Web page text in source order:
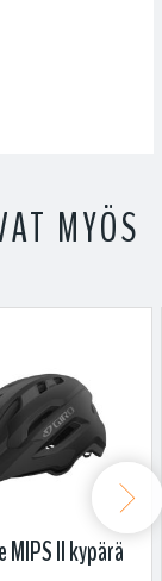
MYÖS
II kypärä
